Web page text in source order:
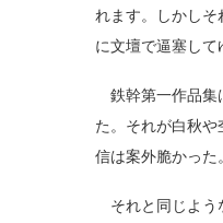
れます。しかし
に文壇で逼塞して
鉄幹第一作品集
た。それが白秋
信は案外脆かった
それと同じよう